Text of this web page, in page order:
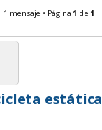
1 mensaje • Página 1 de 1
estática